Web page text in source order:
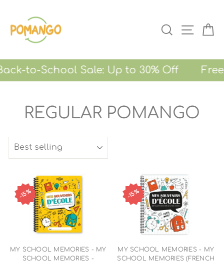
content
SEARCH SITE
School Sale: Up to 30% Off Free
REGULAR POMANGO
15%
MY SCHOOL MEMORIES - MY
SCHOOL MEMORIES -
15%
MY SCHOOL MEMORIES - MY
SCHOOL MEMORIES (FRENCH